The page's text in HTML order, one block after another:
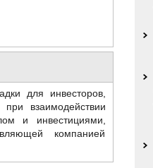
для инвесторов,
взаимодействии
и инвестициями,
компанией